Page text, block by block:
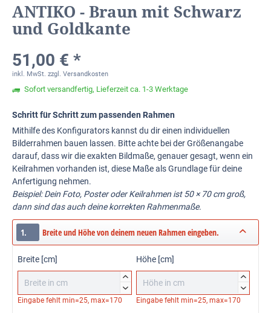
ANTIKO - Braun mit Schwarz
und Goldkante
51,00 € *
inkl. MwSt. zzgl. Versandkosten
Sofort versandfertig, Lieferzeit ca. 1-3 Werktage
Schritt für Schritt zum passenden Rahmen
Mithilfe des Konfigurators kannst du dir einen individuellen
Bilderrahmen bauen lassen. Bitte achte bei der Größenangabe
darauf, dass wir die exakten Bildmaße, genauer gesagt, wenn ein
Keilrahmen vorhanden ist, diese Maße als Grundlage für deine
Anfertigung nehmen.
Beispiel: Dein Foto, Poster oder Keilrahmen ist 50 × 70 cm groß,
dann sind das auch deine korrekten Rahmenmaße.
1. Breite und Höhe von deinem neuen Rahmen eingeben.
Breite [cm]


Höhe [cm]


Eingabe fehlt min=25, max=170 Eingabe fehlt min=25, max=170